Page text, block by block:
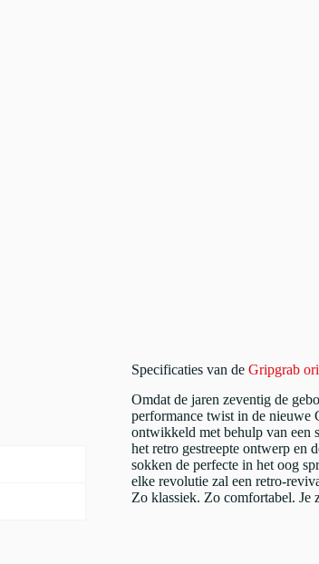
Specificaties van de Gripgrab
Omdat de jaren zeventig de
performance twist in de nieuwe
ontwikkeld met behulp van een
het retro gestreepte ontwerp en
sokken de perfecte in het oog
elke revolutie zal een retro-
Zo klassiek. Zo comfortabel. Je